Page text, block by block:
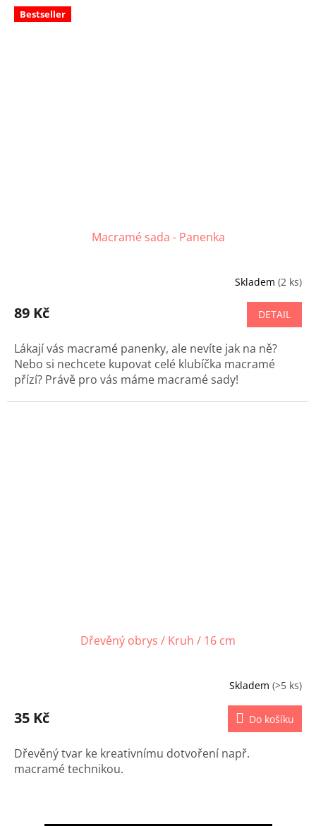
Bestseller
Macramé sada - Panenka
Skladem (2 ks)
89 Kč DETAIL
Lákají vás macramé panenky, ale nevíte jak na ně?
Nebo si nechcete kupovat celé klubíčka macramé
přízí? Právě pro vás máme macramé sady!
Dřevěný obrys / Kruh / 16 cm
Skladem (>5 ks)
35 Kč Do košíku
Dřevěný tvar ke kreativnímu dotvoření např.
macramé technikou.